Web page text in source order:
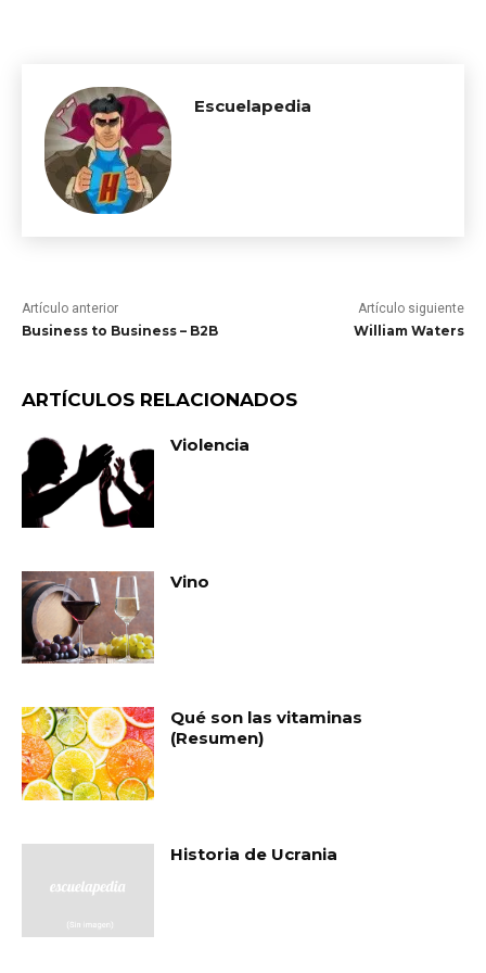
Escuelapedia
Artículo anterior
Business to Business – B2B
Artículo siguiente
William Waters
ARTÍCULOS RELACIONADOS
Violencia
Vino
Qué son las vitaminas
(Resumen)
Historia de Ucrania